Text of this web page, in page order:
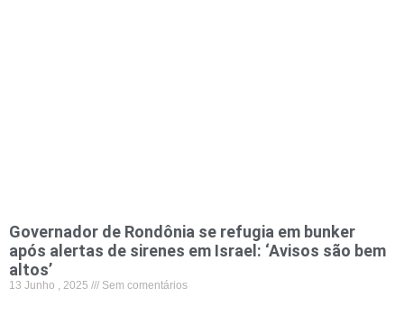
Governador de Rondônia se refugia em bunker
após alertas de sirenes em Israel: ‘Avisos são bem
altos’
13 Junho , 2025 Sem comentários